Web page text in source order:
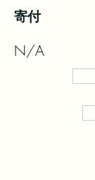
寄付
N/A